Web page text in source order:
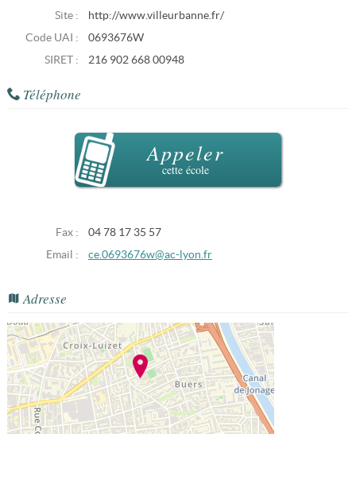
Site :
http://www.villeurbanne.fr/
Code UAI :
0693676W
SIRET :
216 902 668 00948
Téléphone
Appeler
cette école
Fax :
04 78 17 35 57
Email :
ce.0693676w@ac-lyon.fr
Adresse